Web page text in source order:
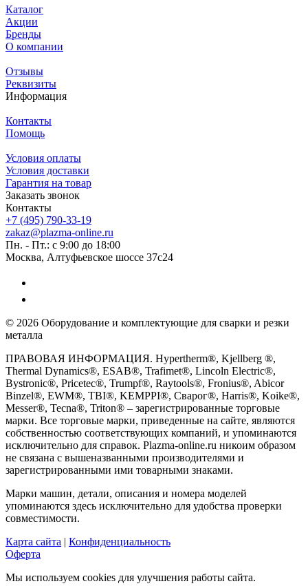
Каталог
Акции
Бренды
О компании
Отзывы
Реквизиты
Информация
Контакты
Помощь
Условия оплаты
Условия доставки
Гарантия на товар
Заказать звонок
Контакты
+7 (495) 790-33-19
zakaz@plazma-online.ru
Пн. - Пт.: с 9:00 до 18:00
Москва, Алтуфьевское шоссе 37с24
© 2026 Оборудование и комплектующие для сварки и резки
металла
ПРАВОВАЯ ИНФОРМАЦИЯ. Hypertherm®, Kjellberg ®,
Thermal Dynamics®, ESAB®, Trafimet®, Lincoln Electric®,
Bystronic®, Pricetec®, Trumpf®, Raytools®, Fronius®, Abicor
Binzel®, EWM®, TBI®, KEMPPI®, Сварог®, Harris®, Koike®,
Messer®, Tecna®, Triton® – зарегистрированные торговые
марки. Все торговые марки, приведенные на сайте, являются
собственностью соответствующих компаний, и упоминаются
исключительно для справок. Plazma-online.ru никоим образом
не связана с вышеназванными производителями и
зарегистрированными ими товарными знаками.
Марки машин, детали, описания и номера моделей
упоминаются здесь исключительно для удобства проверки
совместимости.
Карта сайта | Конфиденциальность
Оферта
Мы используем cookies для улучшения работы сайта.